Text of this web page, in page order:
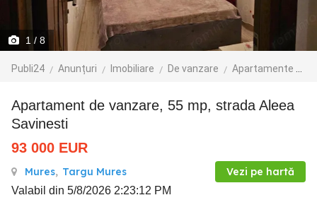
1 / 8
Publi24 Anunțuri Imobiliare De vanzare Apartamente de vanzare
Apartament de vanzare, 55 mp, strada Aleea
Savinesti
93 000 EUR
Mures, Targu Mures Vezi pe hartă
Valabil din 5/8/2026 2:23:12 PM